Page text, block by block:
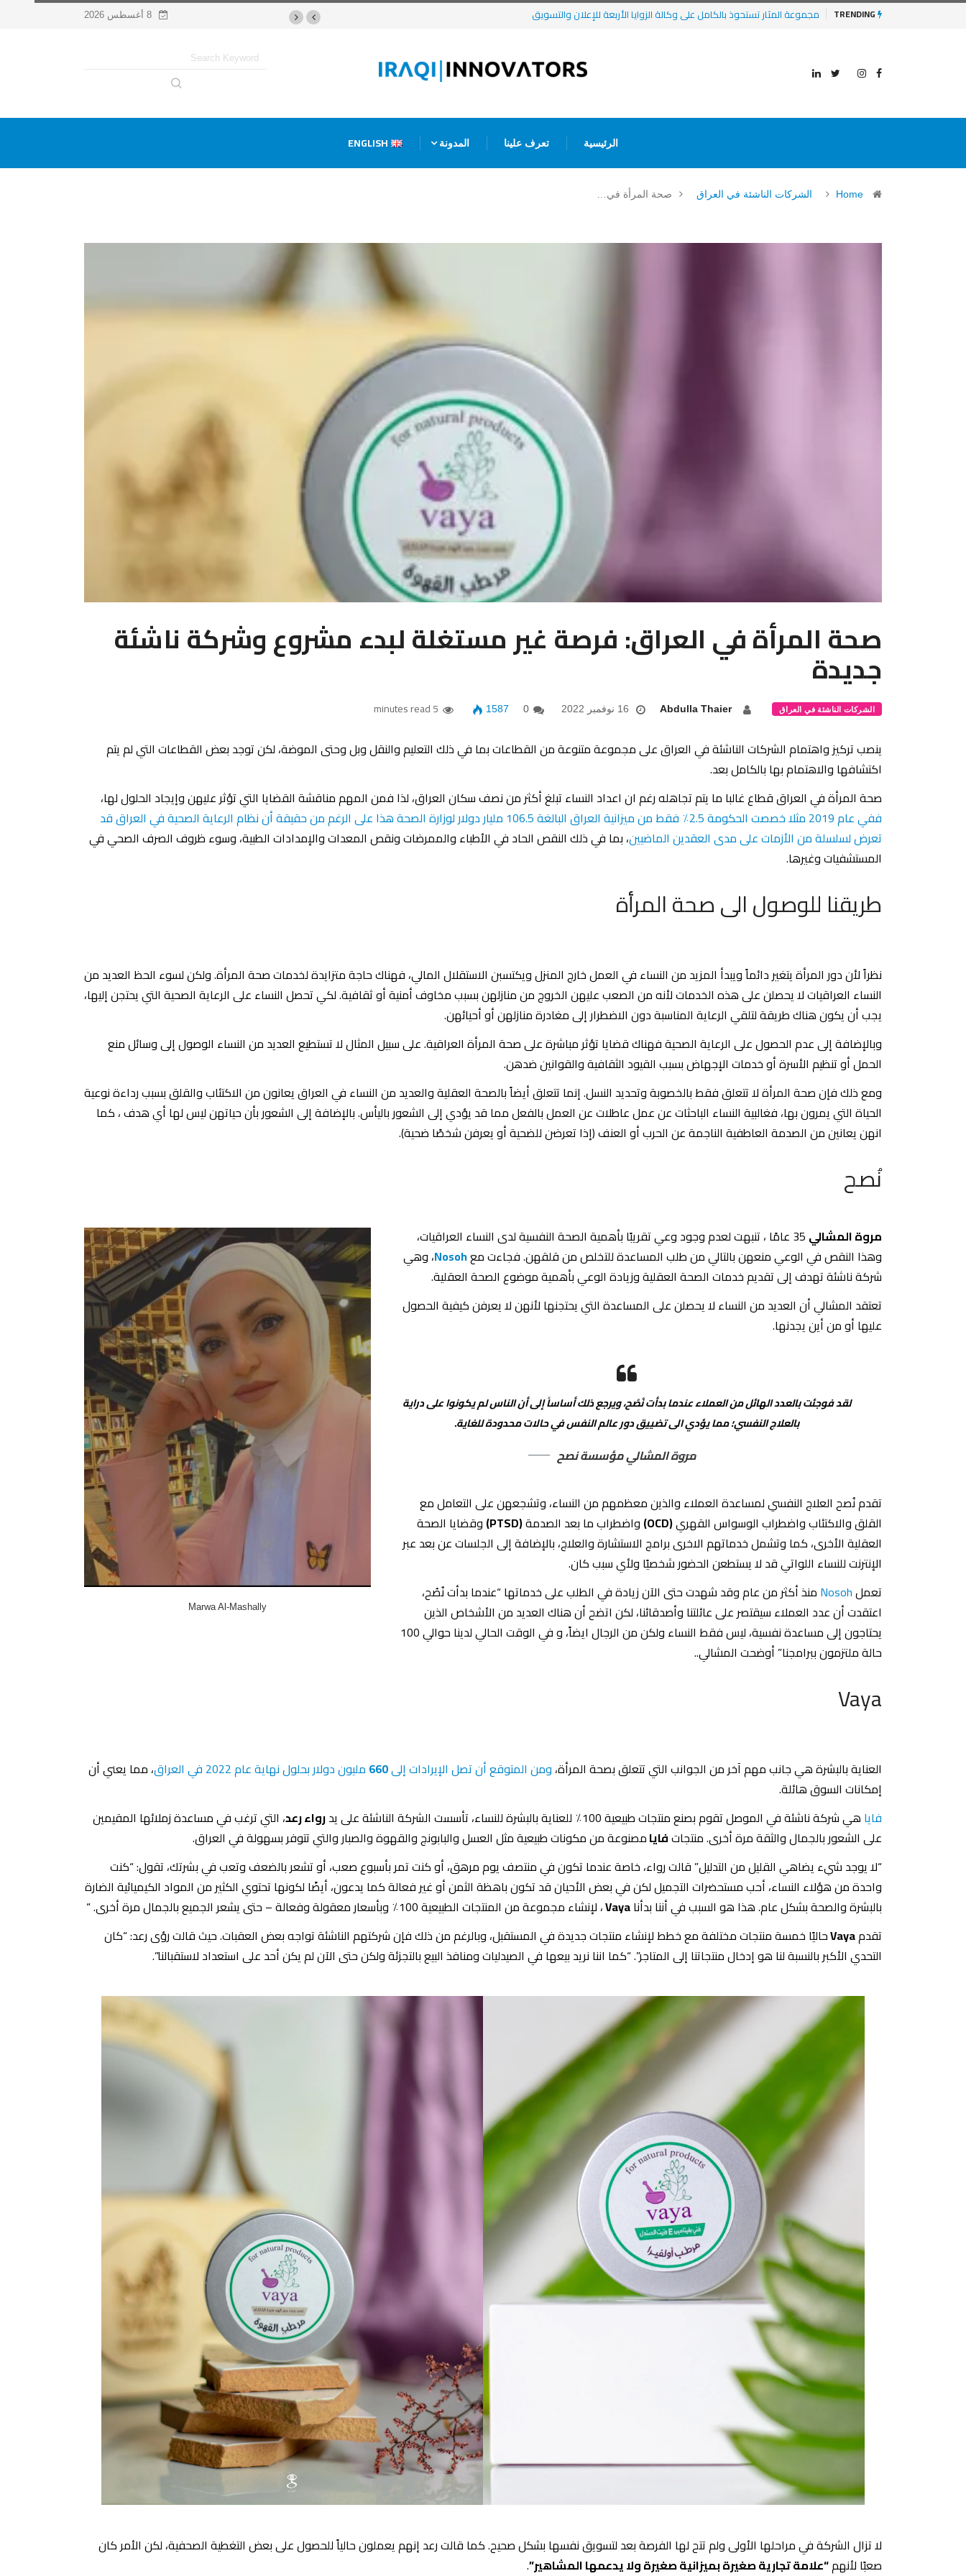
8 مشاريع وشركات ناشئة ومتوسعة عليها الأنظار في 2025
الرئيسية تعرف علينا المدونة ENGLISH
Home الشركات الناشئة في العراق صحة المرأة في…
صحة المرأة في العراق: فرصة غير مستغلة لبدء مشروع وشركة ناشئة
جديدة
الشركات الناشئة في العراق Abdulla Thaier
0
1587
5 minutes read
ينصب تركيز واهتمام الشركات الناشئة في العراق على مجموعة متنوعة من القطاعات بما في ذلك التعليم والنقل وبل وحتى الموضة، لكن توجد بعض القطاعات التي لم يتم
اكتشافها والاهتمام بها بالكامل بعد.
صحة المرأة في العراق قطاع غالبا ما يتم تجاهله رغم ان اعداد النساء تبلغ أكثر من نصف سكان العراق، لذا فمن المهم مناقشة القضايا التي تؤثر عليهن وإيجاد الحلول لها،
ففي عام 2019 مثلا خصصت الحكومة 2.5٪ فقط من ميزانية العراق البالغة 106.5 مليار دولار لوزارة الصحة هذا على الرغم من حقيقة أن نظام الرعاية الصحية في العراق قد
تعرض لسلسلة من الأزمات على مدى العقدين الماضيين، بما في ذلك النقص الحاد في الأطباء والممرضات ونقص المعدات والإمدادات الطبية، وسوء ظروف الصرف الصحي في
المستشفيات وغيرها.
طريقنا للوصول الى صحة المرأة
نظراً لأن دور المرأة يتغير دائماً ويبدأ المزيد من النساء في العمل خارج المنزل ويكتسبن الاستقلال المالي، فهناك حاجة متزايدة لخدمات صحة المرأة. ولكن لسوء الحظ العديد من
النساء العراقيات لا يحصلن على هذه الخدمات لأنه من الصعب عليهن الخروج من منازلهن بسبب مخاوف أمنية أو ثقافية. لكي تحصل النساء على الرعاية الصحية التي يحتجن إليها،
يجب أن يكون هناك طريقة لتلقي الرعاية المناسبة دون الاضطرار إلى مغادرة منازلهن أو أحيائهن.
وبالإضافة إلى عدم الحصول على الرعاية الصحية فهناك قضايا تؤثر مباشرة على صحة المرأة العراقية. على سبيل المثال لا تستطيع العديد من النساء الوصول إلى وسائل منع
الحمل أو تنظيم الأسرة أو خدمات الإجهاض بسبب القيود الثقافية والقوانين ضدهن.
ومع ذلك فإن صحة المرأة لا تتعلق فقط بالخصوبة وتحديد النسل. إنما تتعلق أيضاً بالصحة العقلية والعديد من النساء في العراق يعانون من الاكتئاب والقلق بسبب رداءة نوعية
الحياة التي يمرون بها، فغالبية النساء الباحثات عن عمل عاطلات عن العمل بالفعل مما قد يؤدي إلى الشعور باليأس. بالإضافة إلى الشعور بأن حياتهن ليس لها أي هدف ، كما
انهن يعانين من الصدمة العاطفية الناجمة عن الحرب أو العنف (إذا تعرضن للضحية أو يعرفن شخصًا ضحية).
نُصح
Marwa Al-Mashally
مروة المشالي
35 عامًا ، تنبهت لعدم وجود وعي تقريبًا بأهمية الصحة النفسية لدى النساء العراقيات،
وهذا النقص في الوعي منعهن بالتالي من طلب المساعدة للتخلص من قلقهن. فجاءت معNosoh، وهي
شركة ناشئة تهدف إلى تقديم خدمات الصحة العقلية وزيادة الوعي بأهمية موضوع الصحة العقلية.
تعتقد المشالي أن العديد من النساء لا يحصلن على المساعدة التي يحتجنها لأنهن لا يعرفن كيفية الحصول
عليها أو من أين يجدنها.
لقد فوجئت بالعدد الهائل من العملاء عندما بدأت نُصُح، ويرجع ذلك أساساً إلى أن الناس لم يكونوا على دراية
بالعلاج النفسي؛ مما يؤدي الى تضييق دور عالم النفس في حالات محدودة للغاية.
مروة المشالي مؤسسة نصح
تقدم نُصح العلاج النفسي لمساعدة العملاء والذين معظمهم من النساء، وتشجعهن على التعامل مع
القلق والاكتئاب واضطراب الوسواس القهري(OCD) واضطراب ما بعد الصدمة(PTSD)
وقضايا الصحة
العقلية الأخرى، كما وتشمل خدماتهم الاخرى برامج الاستشارة والعلاج، بالإضافة إلى الجلسات عن بعد عبر
الإنترنت للنساء اللواتي قد لا يستطعن الحضور شخصيًا ولأي سبب كان.
تعملNosoh منذ أكثر من عام وقد شهدت حتى الآن زيادة في الطلب على خدماتها “عندما بدأت نُصُح،
اعتقدت أن عدد العملاء سيقتصر على عائلتنا وأصدقائنا، لكن اتضح أن هناك العديد من الأشخاص الذين
يحتاجون إلى مساعدة نفسية، ليس فقط النساء ولكن من الرجال ايضاً، و في الوقت الحالي لدينا حوالي 100
حالة ملتزمون ببرامجنا” أوضحت المشالي..
Vaya
العناية بالبشرة هي جانب مهم آخر من الجوانب التي تتعلق بصحة المرأة، ومن المتوقع أن تصل الإيرادات إلى660 مليون دولار بحلول نهاية عام 2022 في العراق
، مما يعني أن
إمكانات السوق هائلة.
فايا هي شركة ناشئة في الموصل تقوم بصنع منتجات طبيعية 100٪ للعناية بالبشرة للنساء، تأسست الشركة الناشئة على يد رواء رعد، التي ترغب في مساعدة زملائها المقيمين
على الشعور بالجمال والثقة مرة أخرى. منتجاتفايامصنوعة من مكونات طبيعية مثل العسل والبابونج والقهوة والصبار والتي تتوفر بسهولة في العراق.
“لا يوجد شيء يضاهي القليل من التدليل” قالت رواء، خاصة عندما تكون في منتصف يوم مرهق، أو كنت تمر بأسبوع صعب، أو تشعر بالضعف وتعب في بشرتك، تقول: “كنت
واحدة من هؤلاء النساء، أحب مستحضرات التجميل لكن في بعض الأحيان قد تكون باهظة الثمن أو غير فعالة كما يدعون، أيضًا لكونها تحتوي الكثير من المواد الكيميائية الضارة
بالبشرة والصحة بشكل عام. هذا هو السبب في أننا بدأناVaya، لإنشاء مجموعة من المنتجات الطبيعية 100٪ وبأسعار معقولة وفعالة – حتى يشعر الجميع بالجمال مرة أخرى. “
تقدمVayaحاليًا خمسة منتجات مختلفة مع خطط لإنشاء منتجات جديدة في المستقبل، وبالرغم من ذلك فإن شركتهم الناشئة تواجه بعض العقبات. حيث قالت رؤى رعد: “كان
التحدي الأكبر بالنسبة لنا هو إدخال منتجاتنا إلى المتاجر”. “كما اننا نريد بيعها في الصيدليات ومنافذ البيع بالتجزئة ولكن حتى الآن لم يكن أحد على استعداد لاستقبالنا”.
لا تزال الشركة في مراحلها الأولى ولم تتح لها الفرصة بعد لتسويق نفسها بشكل صحيح. كما قالت رعد إنهم يعملون حالياً للحصول على بعض التغطية الصحفية، لكن الأمر كان
صعبًا لأنهم“علامة تجارية صغيرة بميزانية صغيرة ولا يدعمها المشاهير”.